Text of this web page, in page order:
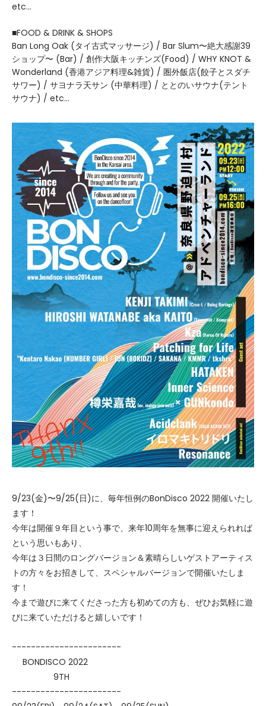
etc...
■FOOD & DRINK & SHOPS
Ban Long Oak (タイ古式マッサージ) / Bar Slum〜絶大感謝39
ショップ〜 (Bar) / 創作大阪キッチンズ(Food) / WHY KNOT &
Wonderland (香港アジア料理&雑貨) / 圏外飯店(餃子とスダチ
サワー) / サヨナラ天サン (中華料理) / ととのいサウナ(テント
サウナ) / etc...
9/23(金)〜9/25(日)に、毎年恒例のBonDisco 2022 開催いたし
ます！
今年は開催９年目という事で、来年10周年を無事に迎えられれば
という思いもあり、
今年は３日間のロングバージョン＆素晴らしいゲストアーティス
トの方々をお招きして、スペシャルバージョンで開催いたしま
す！
今まで遊びに来てくださった方も初めての方も、ぜひお気軽に遊
びに来ていただけると嬉しいです！
-----------------------
BONDISCO 2022
9TH
-----------------------